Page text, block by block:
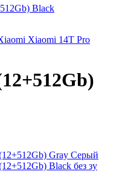
Xiaomi 14T Pro
Серый